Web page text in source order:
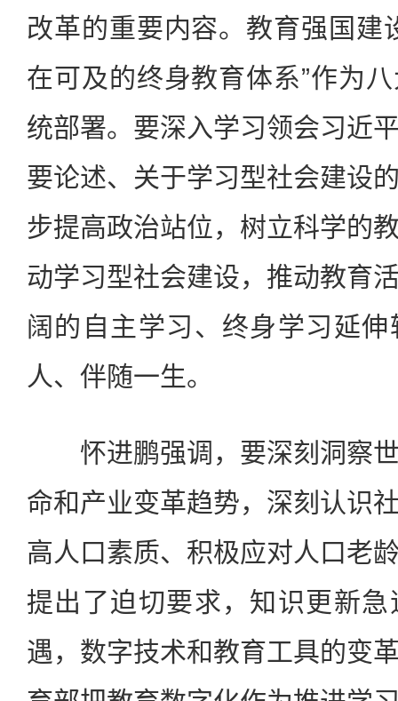
改革的重要内容。教育强国建
在可及的终身教育体系”作为
统部署。要深入学习领会习近
要论述、关于学习型社会建设
步提高政治站位，树立科学的
动学习型社会建设，推动教育
阔的自主学习、终身学习延
人、伴随一生。
怀进鹏强调，要深刻洞察世
命和产业变革趋势，深刻认识
高人口素质、积极应对人口老
提出了迫切要求，知识更新
遇，数字技术和教育工具的变